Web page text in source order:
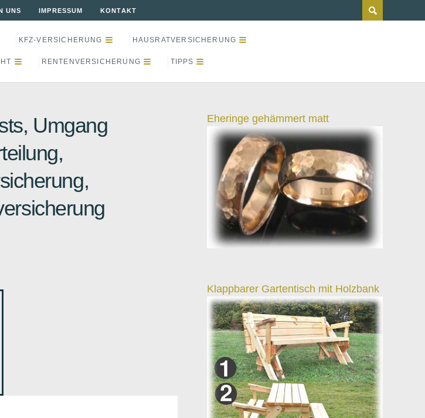
UNS IMPRESSUM KONTAKT
KFZ-VERSICHERUNG HAUSRATVERSICHERUNG
RENTENVERSICHERUNG TIPPS
Umgang
Eheringe gehämmert matt
Klappbarer Gartentisch mit Holzbank